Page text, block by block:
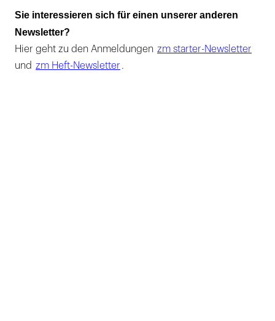
Sie interessieren sich für einen unserer anderen
Newsletter?
Hier geht zu den Anmeldungen zm starter-Newsletter
und zm Heft-Newsletter .